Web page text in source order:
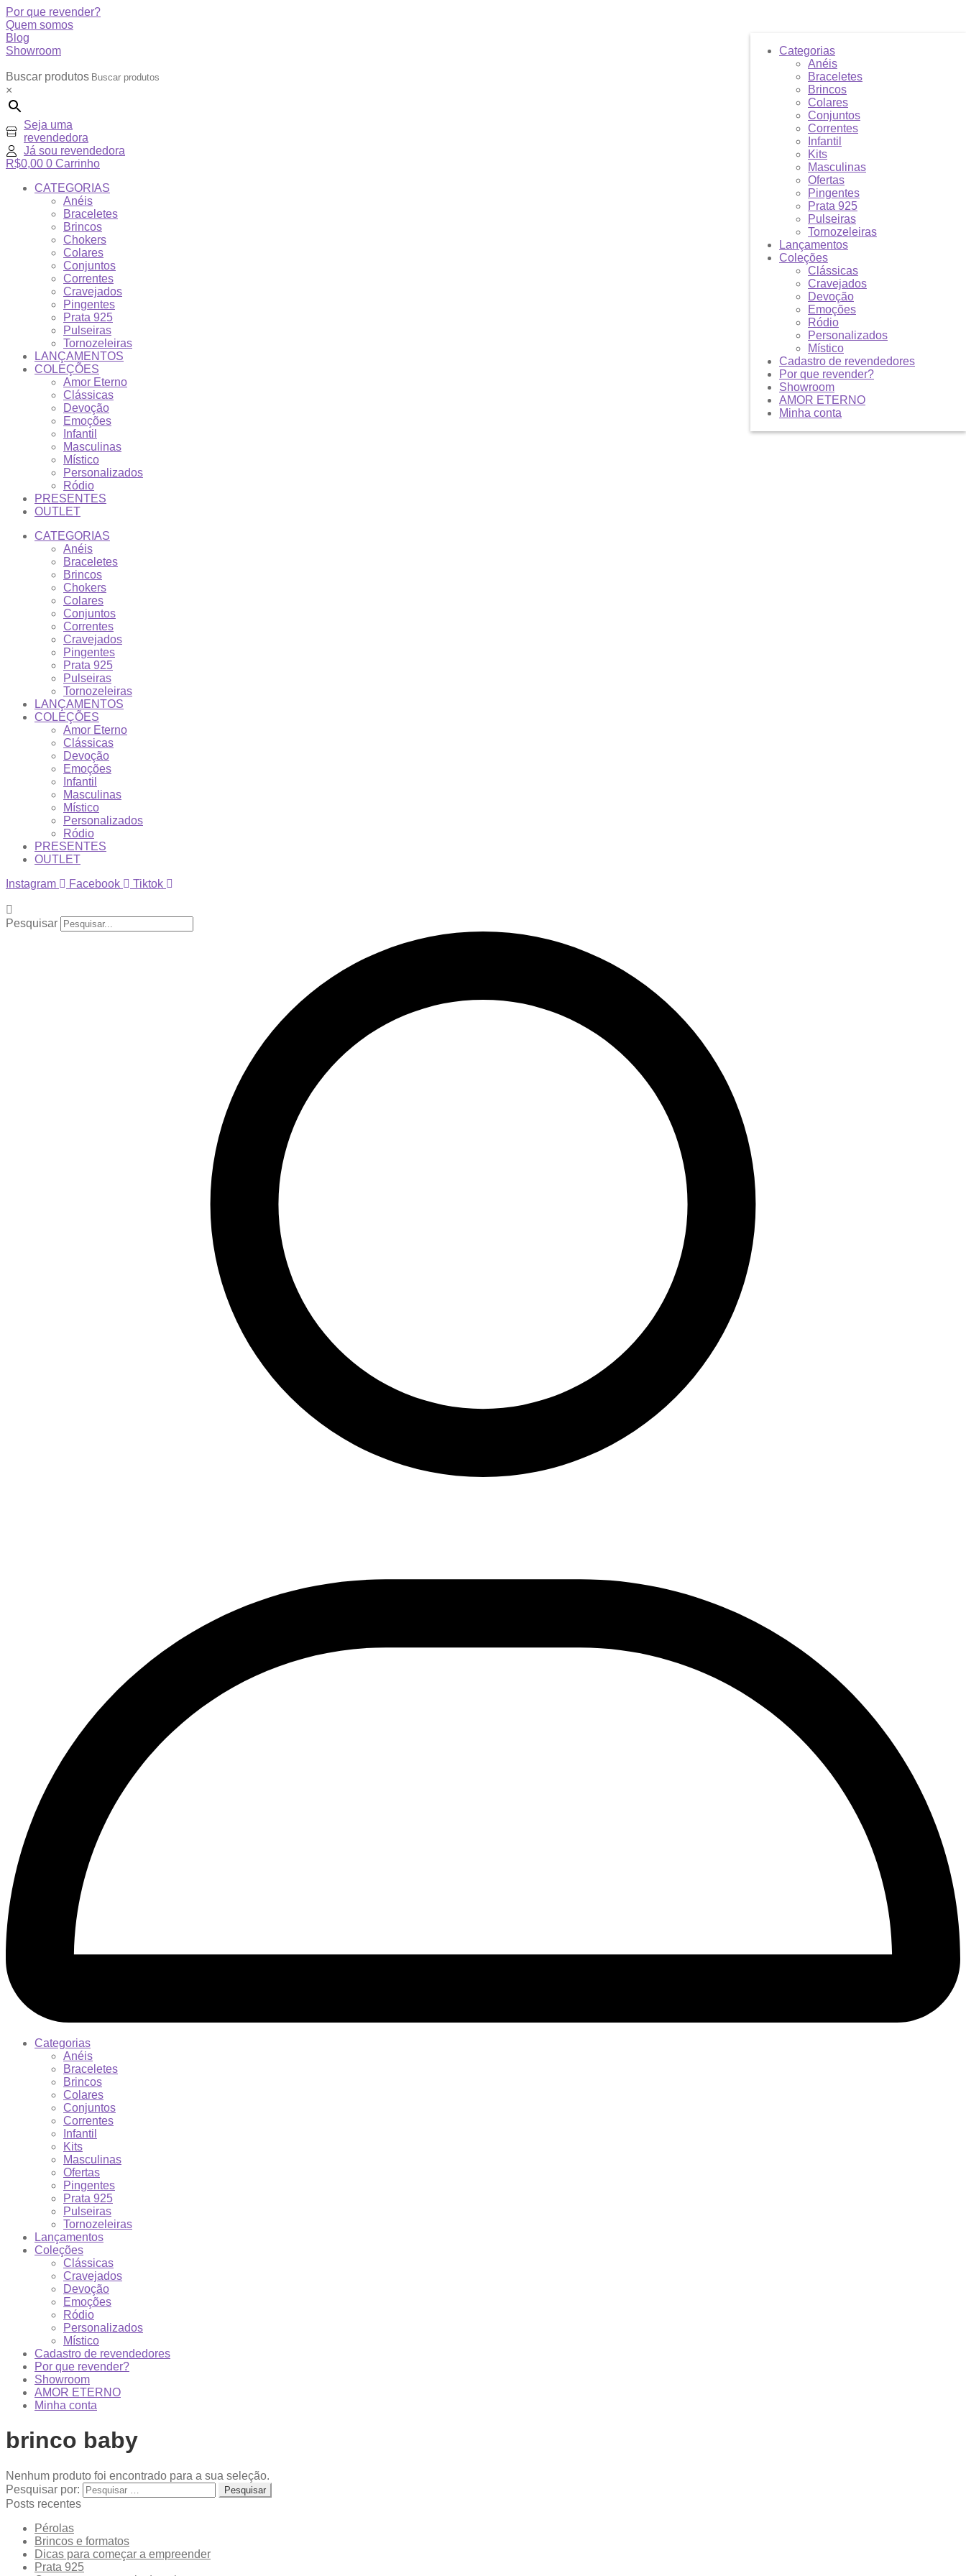
Por que revender?
Quem somos
Blog
Showroom
Buscar produtos
×
Seja uma
revendedora
Já sou revendedora
R$0,00 0 Carrinho
CATEGORIAS
Anéis
Braceletes
Brincos
Chokers
Colares
Conjuntos
Correntes
Cravejados
Pingentes
Prata 925
Pulseiras
Tornozeleiras
LANÇAMENTOS
COLEÇÕES
Amor Eterno
Clássicas
Devoção
Emoções
Infantil
Masculinas
Místico
Personalizados
Ródio
PRESENTES
OUTLET
CATEGORIAS
Anéis
Braceletes
Brincos
Chokers
Colares
Conjuntos
Correntes
Cravejados
Pingentes
Prata 925
Pulseiras
Tornozeleiras
LANÇAMENTOS
COLEÇÕES
Amor Eterno
Clássicas
Devoção
Emoções
Infantil
Masculinas
Místico
Personalizados
Ródio
PRESENTES
OUTLET
Instagram
Facebook Tiktok
Pesquisar
Categorias
Anéis
Braceletes
Brincos
Colares
Conjuntos
Correntes
Infantil
Kits
Masculinas
Ofertas
Pingentes
Prata 925
Pulseiras
Tornozeleiras
Lançamentos
Coleções
Clássicas
Cravejados
Devoção
Emoções
Ródio
Personalizados
Místico
Cadastro de revendedores
Por que revender?
Showroom
AMOR ETERNO
Minha conta
Categorias
Anéis
Braceletes
Brincos
Colares
Conjuntos
Correntes
Infantil
Kits
Masculinas
Ofertas
Pingentes
Prata 925
Pulseiras
Tornozeleiras
Lançamentos
Coleções
Clássicas
Cravejados
Devoção
Emoções
Ródio
Personalizados
Místico
Cadastro de revendedores
Por que revender?
Showroom
AMOR ETERNO
Minha conta
brinco baby
Nenhum produto foi encontrado para a sua seleção.
Pesquisar por:
Posts recentes
Pérolas
Brincos e formatos
Dicas para começar a empreender
Prata 925